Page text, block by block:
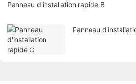
Panneau d'installation rapide B
Panneau